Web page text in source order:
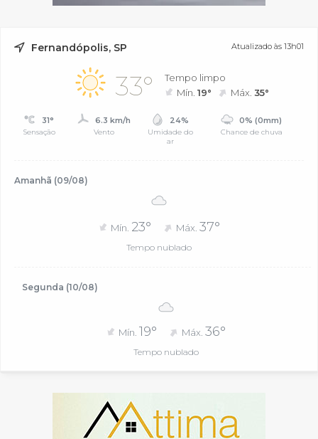
Fernandópolis, SP Atualizado às 13h01
33°
Tempo limpo
Mín.19° Máx.35°
31°
Sensação
6.3 km/h
Vento
24%
Umidade do
ar
0% (0mm)
Chance de chuva
Amanhã (09/08)
Mín. 23° Máx. 37°
Tempo nublado
Segunda (10/08)
Mín. 19° Máx.36°
Tempo nublado